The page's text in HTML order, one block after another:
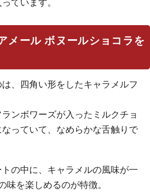
ています。
メール ボヌールショコラを
、四角い形をしたキャラメルフ
ンボワーズが入ったミルクチョ
っていて、なめらかな舌触りで
の中に、キャラメルの風味が一
味を楽しめるのが特徴。